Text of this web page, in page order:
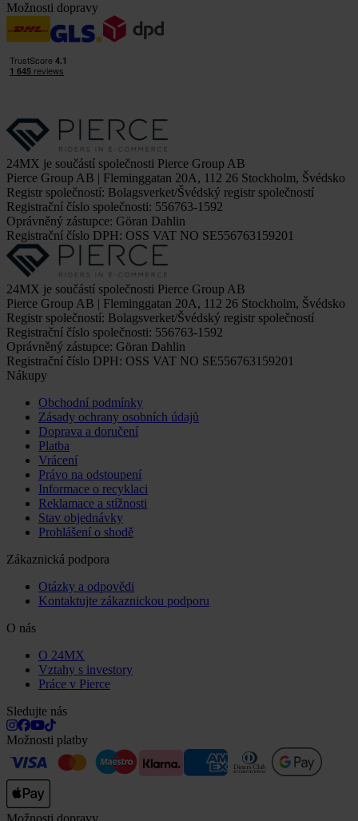
Možnosti dopravy
24MX je součástí společnosti Pierce Group AB
Pierce Group AB | Fleminggatan 20A, 112 26 Stockholm, Švédsko
Registr společností: Bolagsverket/Švédský registr společností
Registrační číslo společnosti: 556763-1592
Oprávněný zástupce: Göran Dahlin
Registrační číslo DPH: OSS VAT NO SE556763159201
24MX je součástí společnosti Pierce Group AB
Pierce Group AB | Fleminggatan 20A, 112 26 Stockholm, Švédsko
Registr společností: Bolagsverket/Švédský registr společností
Registrační číslo společnosti: 556763-1592
Oprávněný zástupce: Göran Dahlin
Registrační číslo DPH: OSS VAT NO SE556763159201
Nákupy
Obchodní podmínky
Zásady ochrany osobních údajů
Doprava a doručení
Platba
Vrácení
Právo na odstoupení
Informace o recyklaci
Reklamace a stížnosti
Stav objednávky
Prohlášení o shodě
Zákaznická podpora
Otázky a odpovědi
Kontaktujte zákaznickou podporu
O nás
O 24MX
Vztahy s investory
Práce v Pierce
Sledujte nás
Možnosti platby